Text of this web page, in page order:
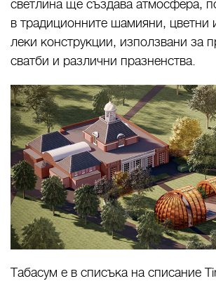
светлина ще създава атмосфера,
в традиционните шамияни, цветни
леки конструкции, използвани за
сватби и различни празненства.
Табасум е в списъка на списание